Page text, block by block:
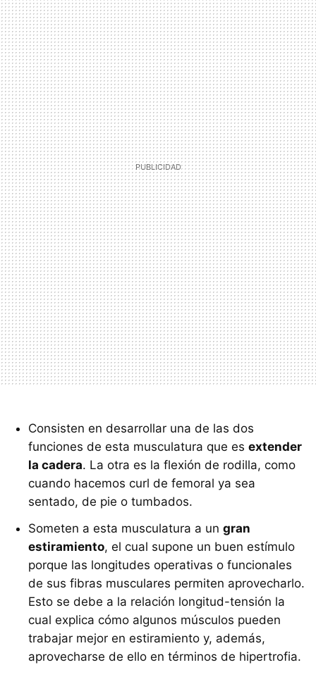
Consisten en desarrollar una de las dos
funciones de esta musculatura que es extender
la cadera. La otra es la flexión de rodilla, como
cuando hacemos curl de femoral ya sea
sentado, de pie o tumbados.
Someten a esta musculatura a un gran
estiramiento, el cual supone un buen estímulo
porque las longitudes operativas o funcionales
de sus fibras musculares permiten aprovecharlo.
Esto se debe a la relación longitud-tensión la
cual explica cómo algunos músculos pueden
trabajar mejor en estiramiento y, además,
aprovecharse de ello en términos de hipertrofia.